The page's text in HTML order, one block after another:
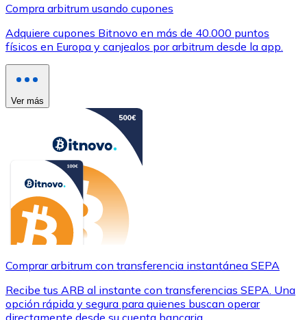
Compra arbitrum usando cupones
Adquiere cupones Bitnovo en más de 40.000 puntos
físicos en Europa y canjealos por arbitrum desde la app.
Ver más
Comprar arbitrum con transferencia instantánea SEPA
Recibe tus ARB al instante con transferencias SEPA. Una
opción rápida y segura para quienes buscan operar
directamente desde su cuenta bancaria.